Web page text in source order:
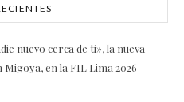
nuevo cerca de ti», la nueva
Migoya, en la FIL Lima 2026